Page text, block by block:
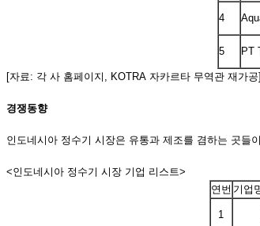
4
5 PT
[자료: 각 사 홈페이지, KOTRA 자카르타 무역관 재가공]
경쟁동향
인도네시아 정수기 시장은 유통과 제조를 겸하는 곳들
<인도네시아 정수기 시장 기업 리스트>
연번 기업
1